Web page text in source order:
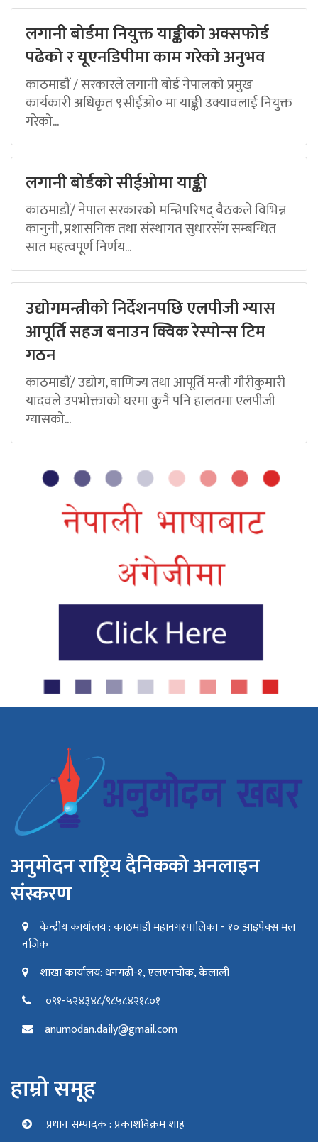
लगानी बोर्डमा नियुक्त याङ्कीको अक्सफोर्ड
पढेको र यूएनडिपीमा काम गरेको अनुभव
काठमाडौं / सरकारले लगानी बोर्ड नेपालको प्रमुख
कार्यकारी अधिकृत ९सीईओ० मा याङ्की उक्यावलाई नियुक्त
गरेको...
लगानी बोर्डको सीईओमा याङ्की
काठमाडौं/ नेपाल सरकारको मन्त्रिपरिषद् बैठकले विभिन्न
कानुनी, प्रशासनिक तथा संस्थागत सुधारसँग सम्बन्धित
सात महत्वपूर्ण निर्णय...
उद्योगमन्त्रीको निर्देशनपछि एलपीजी ग्यास
आपूर्ति सहज बनाउन क्विक रेस्पोन्स टिम
गठन
काठमाडौं/ उद्योग, वाणिज्य तथा आपूर्ति मन्त्री गौरीकुमारी
यादवले उपभोक्ताको घरमा कुनै पनि हालतमा एलपीजी
ग्यासको...
अनुमोदन राष्ट्रिय दैनिकको अनलाइन
संस्करण
केन्द्रीय कार्यालय : काठमाडौं महानगरपालिका - १० आइपेक्स मल
नजिक
शाखा कार्यालय: धनगढी-१, एलएनचोक, कैलाली
०९१-५२४३४८/९८५८४२१८०१
anumodan.daily@gmail.com
हाम्रो समूह
प्रधान सम्पादक : प्रकाशविक्रम शाह